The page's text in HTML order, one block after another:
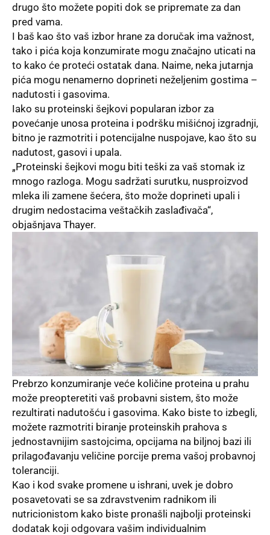
drugo što možete popiti dok se pripremate za dan
pred vama.
I baš kao što vaš izbor hrane za doručak ima važnost,
tako i pića koja konzumirate mogu značajno uticati na
to kako će proteći ostatak dana. Naime, neka jutarnja
pića mogu nenamerno doprineti neželjenim gostima –
nadutosti i gasovima.
Iako su proteinski šejkovi popularan izbor za
povećanje unosa proteina i podršku mišićnoj izgradnji,
bitno je razmotriti i potencijalne nuspojave, kao što su
nadutost, gasovi i upala.
„Proteinski šejkovi mogu biti teški za vaš stomak iz
mnogo razloga. Mogu sadržati surutku, nusproizvod
mleka ili zamene šećera, što može doprineti upali i
drugim nedostacima veštačkih zaslađivača“,
objašnjava Thayer.
Prebrzo konzumiranje veće količine proteina u prahu
može preopteretiti vaš probavni sistem, što može
rezultirati nadutošću i gasovima. Kako biste to izbegli,
možete razmotriti biranje proteinskih prahova s ​​
jednostavnijim sastojcima, opcijama na biljnoj bazi ili
prilagođavanju veličine porcije prema vašoj probavnoj
toleranciji.
Kao i kod svake promene u ishrani, uvek je dobro
posavetovati se sa zdravstvenim radnikom ili
nutricionistom kako biste pronašli najbolji proteinski
dodatak koji odgovara vašim individualnim